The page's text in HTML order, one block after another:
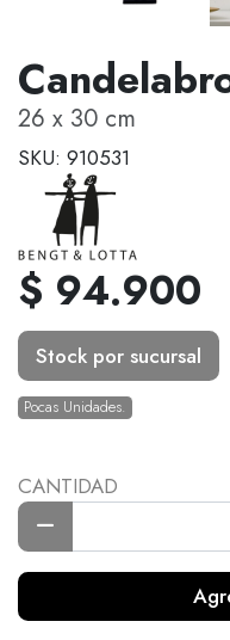
26 x 30 cm
SKU: 910531
$ 94.900
Stock por sucursal
Pocas Unidades.
CANTIDAD